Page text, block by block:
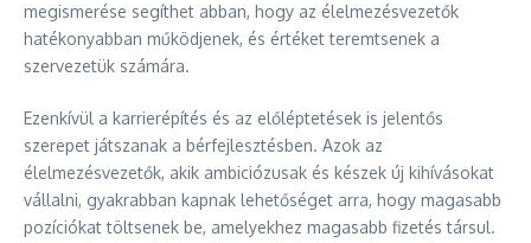
megismerése segíthet abban, hogy az élelmezésvezetők
hatékonyabban működjenek, és értéket teremtsenek a
szervezetük számára.
Ezenkívül a karrierépítés és az előléptetések is jelentős
szerepet játszanak a bérfejlesztésben. Azok az
élelmezésvezetők, akik ambiciózusak és készek új kihívásokat
vállalni, gyakrabban kapnak lehetőséget arra, hogy magasabb
pozíciókat töltsenek be, amelyekhez magasabb fizetés társul.